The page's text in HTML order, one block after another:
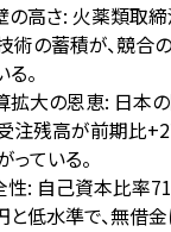
の高さ: 火薬類取
術の蓄積が、競合
。
拡大の恩恵: 日本
注残高が前期比
ている。
性: 自己資本比率
低水準で、無借